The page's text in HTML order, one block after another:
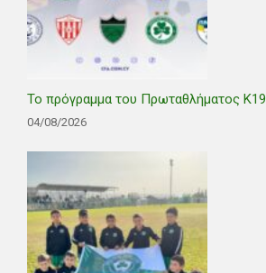
Το πρόγραμμα του Πρωταθλήματος Κ19
04/08/2026